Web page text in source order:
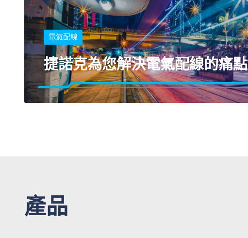
電氣配線
捷諾克為您解決電氣配線的痛點
產品